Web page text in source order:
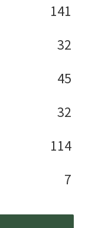
141
32
45
32
114
7